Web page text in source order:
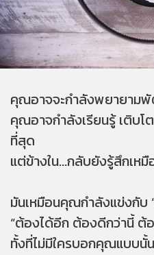
คุณอาจจะกำลังพยายาม
คุณอาจกำลังเรียนรู้ เติบโ
ที่สุด
แต่ข้างใน...กลับยังรู้สึกเห
มันเหมือนคุณกำลังแข่งกับ
“ต้องได้อีก ต้องดีกว่านี้ ต้
ทั้งที่ไม่มีใครบอกคุณแบบนั้